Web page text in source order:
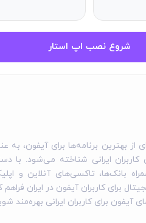
شروع نصب اپ استار
از بهترین برنامه‌ها برای آیفون، به
ایرانی شناخته می‌شود. با
بانک‌ها، تاکسی‌های آنلاین و
برای کاربران آیفون در ایران فراهم
آیفون برای کاربران ایرانی بهره‌مند